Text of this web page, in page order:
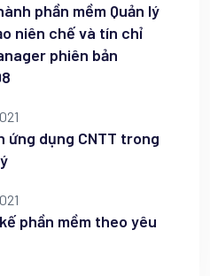
phần mềm Quản lý
niên chế và tín chỉ
phiên bản
ứng dụng CNTT trong
phần mềm theo yêu